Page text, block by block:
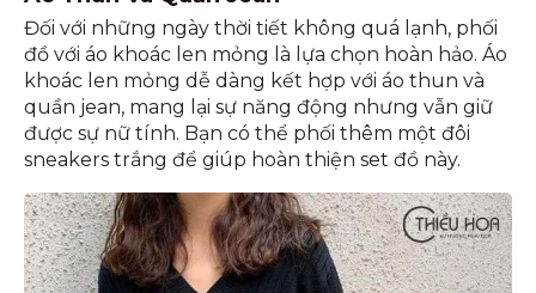
Đối với những ngày thời tiết không quá lạnh, phối
đồ với áo khoác len mỏng là lựa chọn hoàn hảo. Áo
khoác len mỏng dễ dàng kết hợp với áo thun và
quần jean, mang lại sự năng động nhưng vẫn giữ
được sự nữ tính. Bạn có thể phối thêm một đôi
sneakers trắng để giúp hoàn thiện set đồ này.